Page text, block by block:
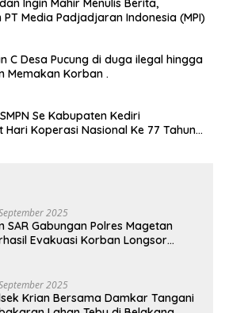
Ingin Mahir Menulis Berita,
Media Padjadjaran Indonesia (MPI)
C Desa Pucung di duga ilegal hingga
Memakan Korban .
Se Kabupaten Kediri
2025
SAR Gabungan Polres Magetan
Evakuasi Korban Longsor
2025
Krian Bersama Damkar Tangani